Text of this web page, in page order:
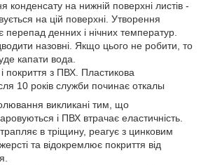
конденсату на нижній поверхні листів -
на цій поверхні. Утворення
перепад денних і нічних температур.
назовні. Якщо цього не робити, то
капати вода.
покриття з ПВХ. Пластикова
10 років служби починає откалы
викликані тим, що
і ПВХ втрачає еластичність.
в тріщину, реагує з цинковим
та відокремлює покриття від